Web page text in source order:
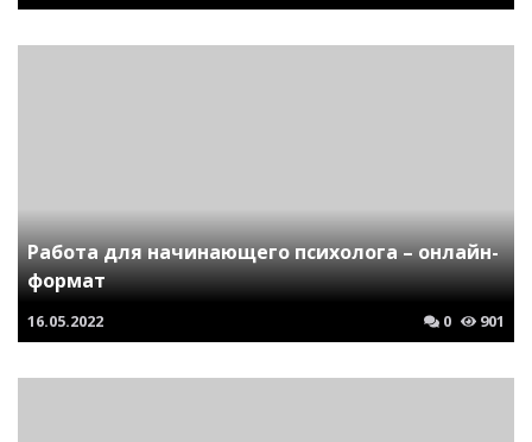
Работа для начинающего психолога – онлайн-
формат
16.05.2022 0 901